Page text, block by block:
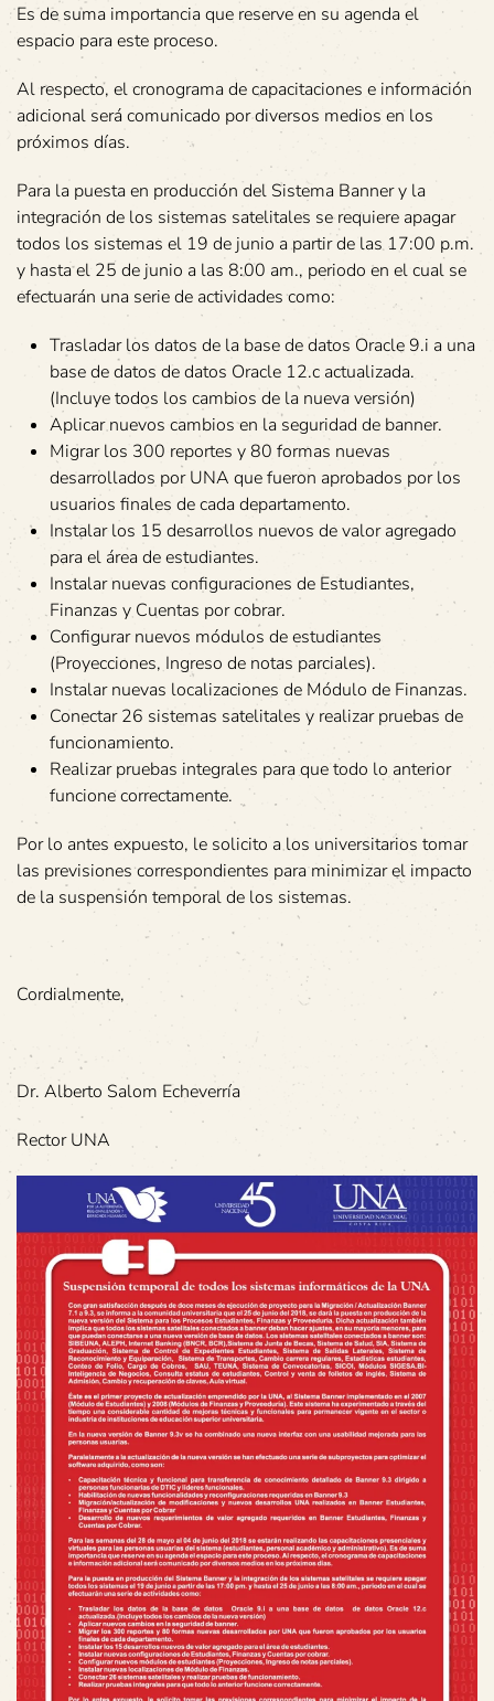
Es de suma importancia que reserve en su agenda el
espacio para este proceso.
Al respecto, el cronograma de capacitaciones e información
adicional será comunicado por diversos medios en los
próximos días.
Para la puesta en producción del Sistema Banner y la
integración de los sistemas satelitales se requiere apagar
todos los sistemas el 19 de junio a partir de las 17:00 p.m.
y hasta el 25 de junio a las 8:00 am., periodo en el cual se
efectuarán una serie de actividades como:
Trasladar los datos de la base de datos Oracle 9.i a una
base de datos de datos Oracle 12.c actualizada.
(Incluye todos los cambios de la nueva versión)
Aplicar nuevos cambios en la seguridad de banner.
Migrar los 300 reportes y 80 formas nuevas
desarrollados por UNA que fueron aprobados por los
usuarios finales de cada departamento.
Instalar los 15 desarrollos nuevos de valor agregado
para el área de estudiantes.
Instalar nuevas configuraciones de Estudiantes,
Finanzas y Cuentas por cobrar.
Configurar nuevos módulos de estudiantes
(Proyecciones, Ingreso de notas parciales).
Instalar nuevas localizaciones de Módulo de Finanzas.
Conectar 26 sistemas satelitales y realizar pruebas de
funcionamiento.
Realizar pruebas integrales para que todo lo anterior
funcione correctamente.
Por lo antes expuesto, le solicito a los universitarios tomar
las previsiones correspondientes para minimizar el impacto
de la suspensión temporal de los sistemas.
Cordialmente,
Dr. Alberto Salom Echeverría
Rector UNA